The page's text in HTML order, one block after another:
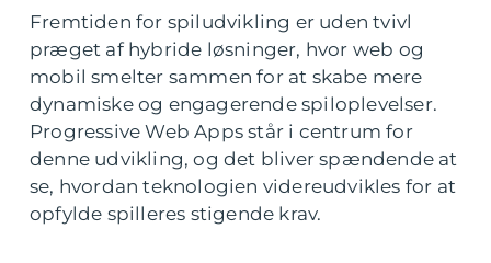
Fremtiden for spiludvikling er uden tvivl
præget af hybride løsninger, hvor web og
mobil smelter sammen for at skabe mere
dynamiske og engagerende spiloplevelser.
Progressive Web Apps står i centrum for
denne udvikling, og det bliver spændende at
se, hvordan teknologien videreudvikles for at
opfylde spilleres stigende krav.